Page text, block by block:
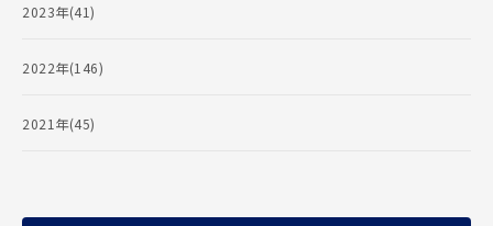
2023年(41)
2022年(146)
2021年(45)